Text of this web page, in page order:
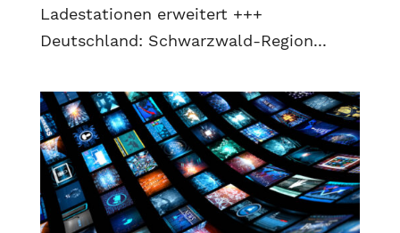
Ladestationen erweitert +++
Deutschland: Schwarzwald-Region...